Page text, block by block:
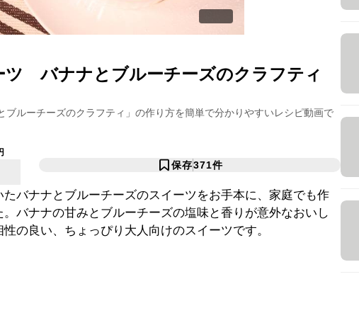
ツ バナナとブルーチーズのクラフティ
ルーチーズのクラフティ 」の作り方を簡単で分かりやすいレシピ動画で
保存371件
バナナとブルーチーズのスイーツをお手本に、家庭でも作
バナナの甘みとブルーチーズの塩味と香りが意外なおいし
の良い、ちょっぴり大人向けのスイーツです。